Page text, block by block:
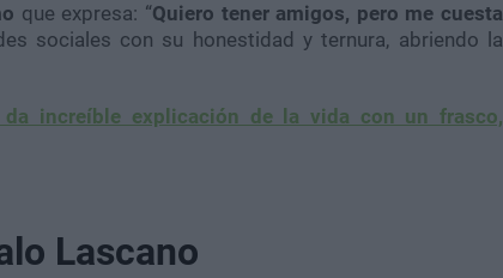
que expresa: “Quiero tener amigos, pero me cuesta
sociales con su honestidad y ternura, abriendo la
da increíble explicación de la vida con un frasco,
Lascano